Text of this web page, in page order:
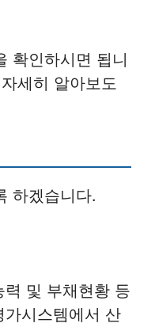
확인하시면 됩니
세히 알아보도
하겠습니다.
및 부채현황 등
시스템에서 산